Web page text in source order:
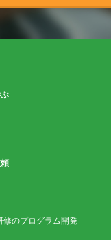
修のプログラム開発